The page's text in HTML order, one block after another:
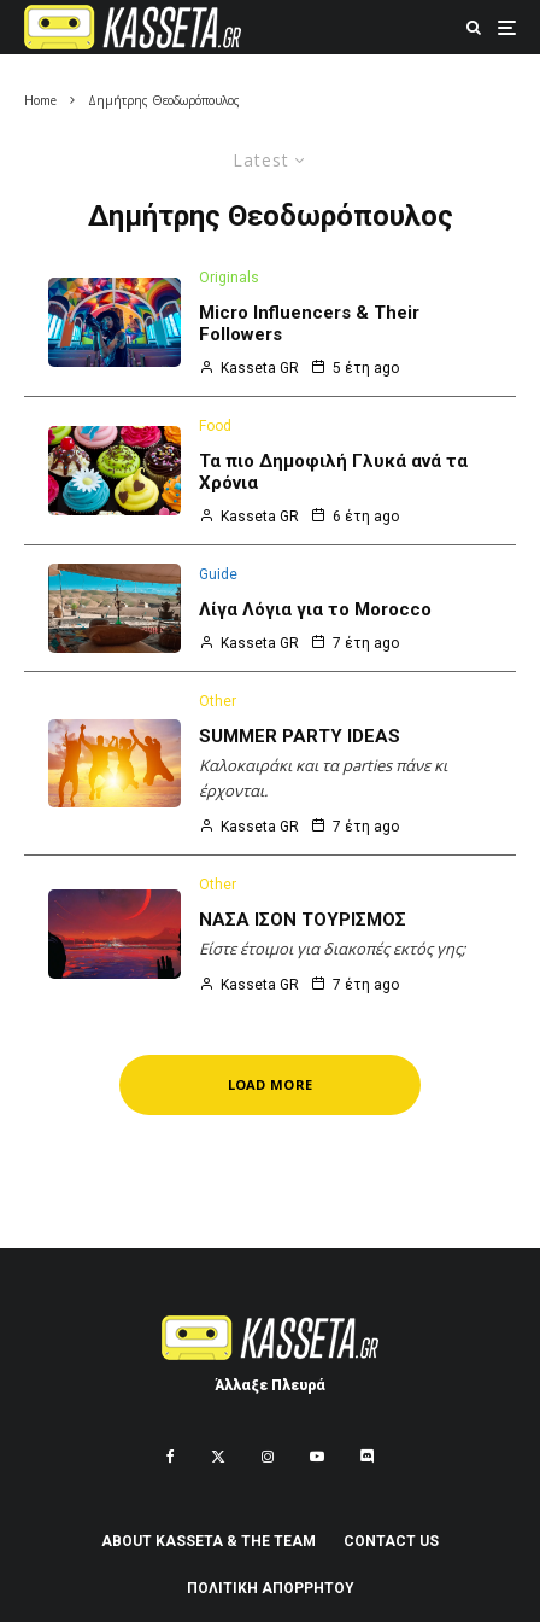
Home Δημήτρης Θεοδωρόπουλος
Latest
Δημήτρης Θεοδωρόπουλος
Originals
Micro Influencers & Their
Followers
Kasseta GR 5 έτη ago
Food
Τα πιο Δημοφιλή Γλυκά ανά τα
Χρόνια
Kasseta GR 6 έτη ago
Guide
Λίγα Λόγια για το Morocco
Kasseta GR 7 έτη ago
Other
SUMMER PARTY IDEAS
Καλοκαιράκι και τα parties πάνε κι
έρχονται.
Kasseta GR 7 έτη ago
Other
ΝΑΣΑ ΙΣΟΝ ΤΟΥΡΙΣΜΟΣ
Είστε έτοιμοι για διακοπές εκτός γης;
Kasseta GR 7 έτη ago
LOAD MORE
Άλλαξε Πλευρά
ABOUT KASSETA & THE TEAM CONTACT US
ΠΟΛΙΤΙΚΉ ΑΠΟΡΡΉΤΟΥ